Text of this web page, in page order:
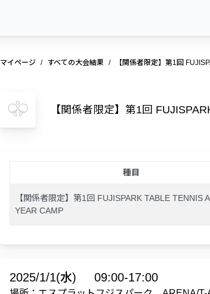
マイページ すべての大会結果 【関係者限定】第1回
【関係者限定】第1回
種目
【関係者限定】第1回 FUJISPARK TABLE TENNIS
YEAR CAMP
2025/1/1(水) 09:00-17:00